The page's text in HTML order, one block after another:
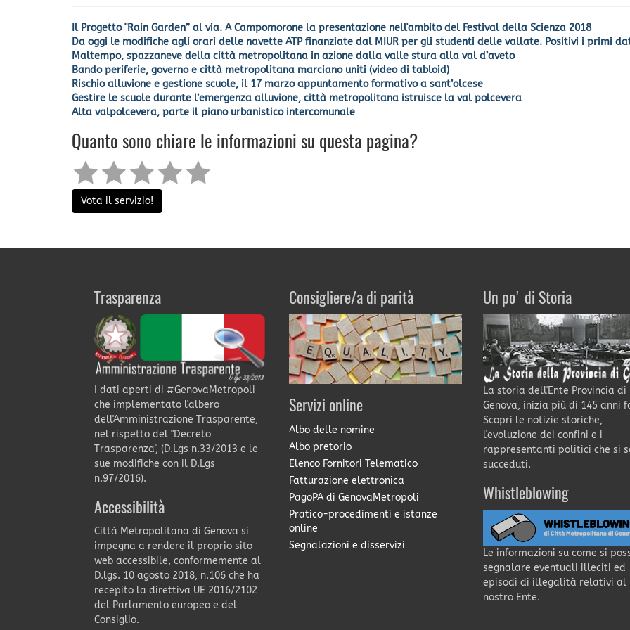
Il Progetto "Rain Garden” al via. A Campomorone la presentazione nell'ambito del Festival della Scienza 2018
Da oggi le modifiche agli orari delle navette ATP finanziate dal MIUR per gli studenti delle vallate. Positivi i primi
Maltempo, spazzaneve della città metropolitana in azione dalla valle stura alla val d’aveto
Bando periferie, governo e città metropolitana marciano uniti (video di tabloid)
Rischio alluvione e gestione scuole, il 17 marzo appuntamento formativo a sant’olcese
Gestire le scuole durante l’emergenza alluvione, città metropolitana istruisce la val polcevera
Alta valpolcevera, parte il piano urbanistico intercomunale
Quanto sono chiare le informazioni su questa pagina?
Vota il servizio!
Trasparenza
I dati aperti di #GenovaMetropoli
che implementato l'albero
dell'Amministrazione Trasparente,
nel rispetto del "Decreto
Trasparenza", (D.Lgs n.33/2013 e le
sue modifiche con il D.Lgs
n.97/2016).
Accessibilità
Città Metropolitana di Genova si
impegna a rendere il proprio sito
web accessibile, conformemente al
D.lgs. 10 agosto 2018, n.106 che ha
recepito la direttiva UE 2016/2102
del Parlamento europeo e del
Consiglio.
Consigliere/a di parità
Servizi online
Albo delle nomine
Albo pretorio
Elenco Fornitori Telematico
Fatturazione elettronica
PagoPA di GenovaMetropoli
Pratico-procedimenti e istanze
online
Segnalazioni e disservizi
Un po' di Storia
La storia dell'Ente Provincia di
Genova, inizia più di 145 anni
Scopri le notizie storiche,
l'evoluzione dei confini e i
rappresentanti politici che si
succeduti.
Whistleblowing
Le informazioni su come si
segnalare eventuali illeciti ed
episodi di illegalità relativi al
nostro Ente.